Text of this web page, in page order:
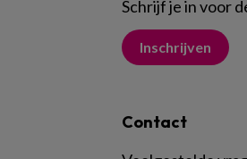
Schrijf je in voor
Inschrijven
Contact